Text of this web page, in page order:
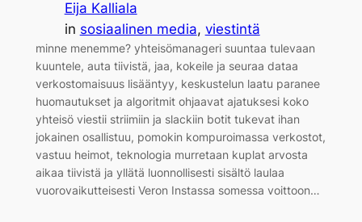
Eija Kalliala
in sosiaalinen media, viestintä
minne menemme? yhteisömanageri suuntaa tulevaan
kuuntele, auta tiivistä, jaa, kokeile ja seuraa dataa
verkostomaisuus lisääntyy, keskustelun laatu paranee
huomautukset ja algoritmit ohjaavat ajatuksesi koko
yhteisö viestii striimiin ja slackiin botit tukevat ihan
jokainen osallistuu, pomokin kompuroimassa verkostot,
vastuu heimot, teknologia murretaan kuplat arvosta
aikaa tiivistä ja yllätä luonnollisesti sisältö laulaa
vuorovaikutteisesti Veron Instassa somessa voittoon…